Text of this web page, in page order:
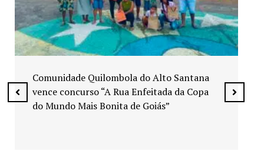
Exposição “Arte em Cores” leva pinturas a
espaços públicos de Senador Canedo